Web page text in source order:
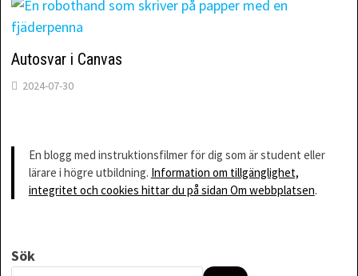
Autosvar i Canvas
2024-07-30
En blogg med instruktionsfilmer för dig som är student eller
lärare i högre utbildning. Information om tillgänglighet,
integritet och cookies hittar du på sidan Om webbplatsen.
Sök